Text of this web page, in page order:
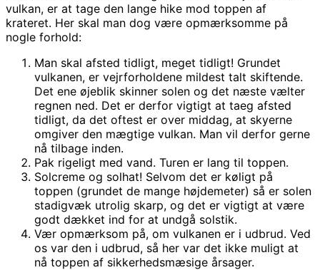
vulkan, er at tage den lange hike mod toppen af
krateret. Her skal man dog være opmærksomme på
nogle forhold:
Man skal afsted tidligt, meget tidligt! Grundet
vulkanen, er vejrforholdene mildest talt skiftende.
Det ene øjeblik skinner solen og det næste vælter
regnen ned. Det er derfor vigtigt at taeg afsted
tidligt, da det oftest er over middag, at skyerne
omgiver den mægtige vulkan. Man vil derfor gerne
nå tilbage inden.
Pak rigeligt med vand. Turen er lang til toppen.
Solcreme og solhat! Selvom det er køligt på
toppen (grundet de mange højdemeter) så er solen
stadigvæk utrolig skarp, og det er vigtigt at være
godt dækket ind for at undgå solstik.
Vær opmærksom på, om vulkanen er i udbrud. Ved
os var den i udbrud, så her var det ikke muligt at
nå toppen af sikkerhedsmæsige årsager.